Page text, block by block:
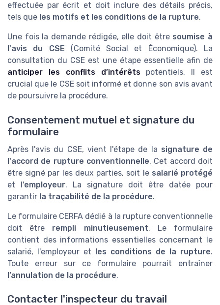
effectuée par écrit et doit inclure des détails précis,
tels que les motifs et les conditions de la rupture.
Une fois la demande rédigée, elle doit être soumise à
l'avis du CSE (Comité Social et Économique). La
consultation du CSE est une étape essentielle afin de
anticiper les conflits d’intérêtspotentiels. Il est
crucial que le CSE soit informé et donne son avis avant
de poursuivre la procédure.
Consentement mutuel et signature du
formulaire
Après l'avis du CSE, vient l'étape de la signature de
l'accord de rupture conventionnelle. Cet accord doit
être signé par les deux parties, soit le salarié protégé
et l'employeur. La signature doit être datée pour
garantir la traçabilité de la procédure.
Le formulaire CERFA dédié à la rupture conventionnelle
doit être rempli minutieusement. Le formulaire
contient des informations essentielles concernant le
salarié, l'employeur et les conditions de la rupture.
Toute erreur sur ce formulaire pourrait entraîner
l’annulation de la procédure.
Contacter l'inspecteur du travail